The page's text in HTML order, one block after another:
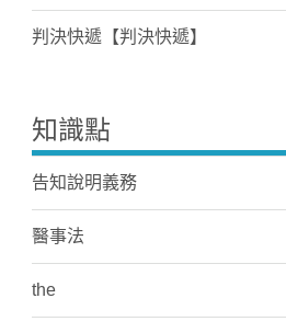
判決快遞【判決快遞】
知識點
告知說明義務
醫事法
the